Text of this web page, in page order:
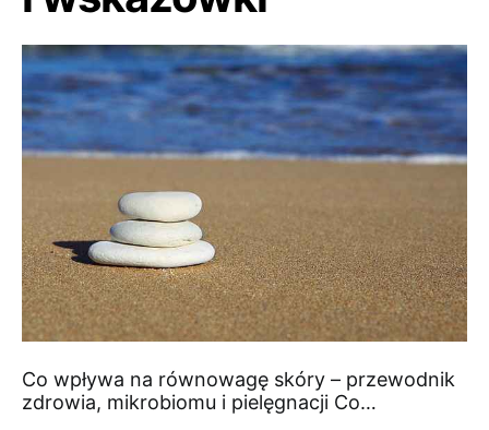
Co wpływa na równowagę skóry – przewodnik
zdrowia, mikrobiomu i pielęgnacji Co…